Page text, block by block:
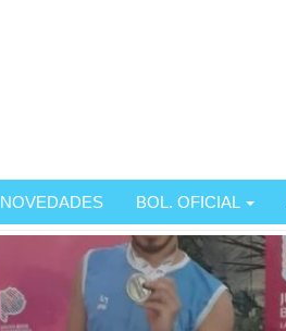
NOVEDADES BOL. OFICIAL